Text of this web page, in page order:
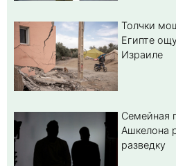
Толчки
Египте
Израиле
Семейная
Ашкелона
разведку